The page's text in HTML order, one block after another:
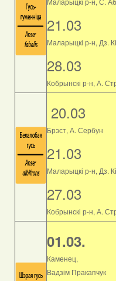
21.03
Маларыцкі р-н, Дз.
28.03
Кобрынскі р-н, А.
20.03
Брэст, А. Сербун
21.03
Маларыцкі р-н, Дз.
27.03
Кобрынскі р-н, А.
01.03.
Каменец,
Вадзім Пракапчук